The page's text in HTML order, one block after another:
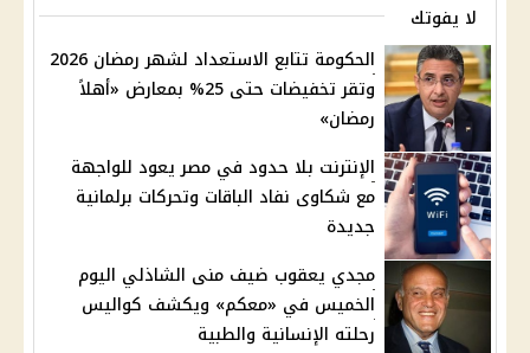
لا يفوتك
الحكومة تتابع الاستعداد لشهر رمضان 2026
وتقر تخفيضات حتى 25% بمعارض «أهلاً
رمضان»
الإنترنت بلا حدود في مصر يعود للواجهة
مع شكاوى نفاد الباقات وتحركات برلمانية
جديدة
مجدي يعقوب ضيف منى الشاذلي اليوم
الخميس في «معكم» ويكشف كواليس
رحلته الإنسانية والطبية